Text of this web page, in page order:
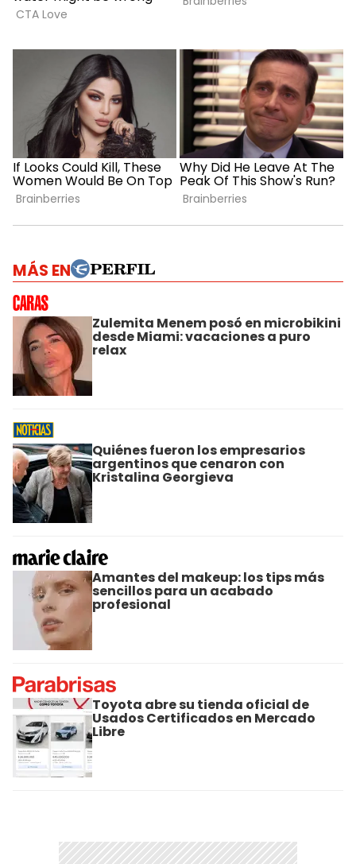
MÁS EN
Zulemita Menem posó en microbikini
desde Miami: vacaciones a puro
relax
Quiénes fueron los empresarios
argentinos que cenaron con
Kristalina Georgieva
Amantes del makeup: los tips más
sencillos para un acabado
profesional
Toyota abre su tienda oficial de
Usados Certificados en Mercado
Libre